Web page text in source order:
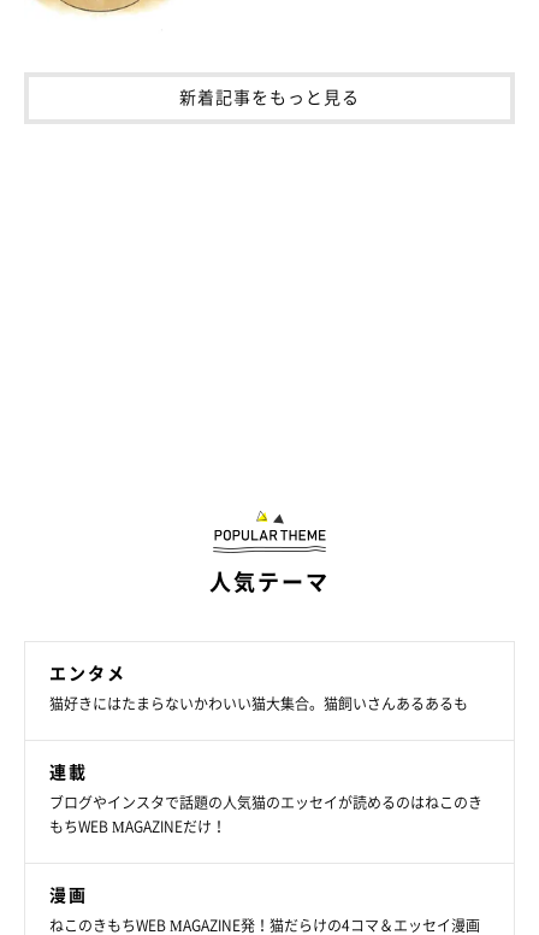
食べて毛づくろいが終わると、ゴロゴロと喉を鳴らしながら近く
飼い主さん：
新着記事をもっと見る
人気テーマ
エンタメ
猫好きにはたまらないかわいい猫大集合。猫飼いさんあるあるも
連載
ブログやインスタで話題の人気猫のエッセイが読めるのはねこのき
もちWEB MAGAZINEだけ！
漫画
ねこのきもちWEB MAGAZINE発！猫だらけの4コマ＆エッセイ漫画